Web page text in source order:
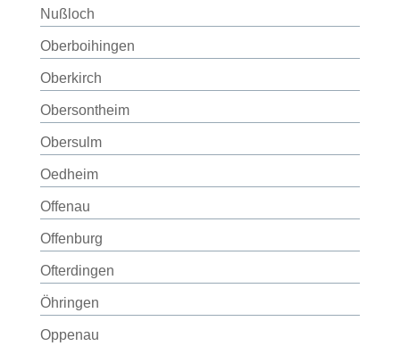
Nußloch
Oberboihingen
Oberkirch
Obersontheim
Obersulm
Oedheim
Offenau
Offenburg
Ofterdingen
Öhringen
Oppenau